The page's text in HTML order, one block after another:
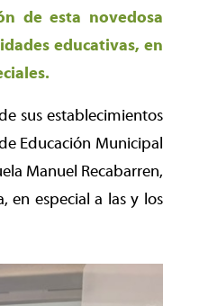
de esta novedosa
educativas, en
sus establecimientos
Educación Municipal
Manuel Recabarren,
en especial a las y los